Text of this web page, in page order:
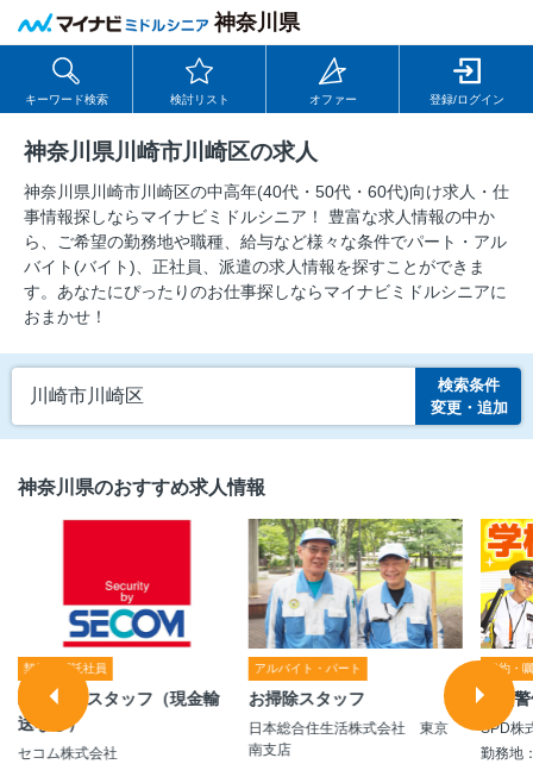
神奈川県
キーワード検索 検討リスト オファー 登録/ログイン
神奈川県川崎市川崎区の求人
神奈川県川崎市川崎区の中⾼年(40代・50代・60代)向け求⼈・仕
事情報探しならマイナビミドルシニア！ 豊富な求人情報の中か
ら、ご希望の勤務地や職種、給与など様々な条件でパート・アル
バイト(バイト)、正社員、派遣の求人情報を探すことができま
す。あなたにぴったりのお仕事探しならマイナビミドルシニアに
おまかせ！
川崎市川崎区
検索条件
変更・追加
神奈川県のおすすめ求人情報
契約・嘱託社員
ATM対応スタッフ（現金輸
送なし）
セコム株式会社
アルバイト・パート
お掃除スタッフ
日本総合住生活株式会社 東京
南支店
契約・
学校
SPD株
勤務地